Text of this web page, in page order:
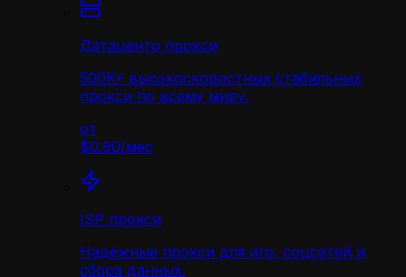
Датацентр прокси
500K+ высокоскоростных стабильных
прокси по всему миру.
от
$0.90/мес
ISP прокси
Надёжные прокси для игр, соцсетей и
сбора данных.